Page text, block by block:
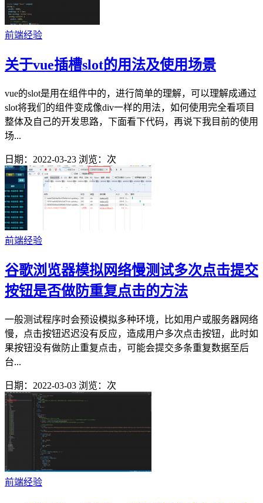
前端经验
关于vue插槽slot的用法及使用场景
vue的slot是用在组件中的，进行简单的理解，可以理解成通过
slot将我们的组件变成像div一样的用法，如何使用完全看项目
整体及自己的开发思路，下面看下代码，再说下我目前的使用
场...
日期：2022-03-23 浏览： 次
前端经验
谷歌浏览器模拟网络慢测试多次点击提交
按钮是否做防重复点击的方法
一般测试程序时会预设模拟多种环境，比如用户或服务器网络
慢，点击按钮迟迟没有反应，造成用户多次点击按钮，此时如
果按钮没有做防止重复点击，可能会提交多条重复数据至后
台...
日期：2022-03-03 浏览： 次
前端经验